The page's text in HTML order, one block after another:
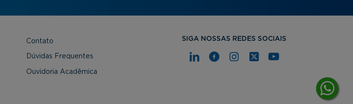
Contato
Dúvidas Frequentes
Ouvidoria Acadêmica
SIGA NOSSAS REDES SOCIAIS